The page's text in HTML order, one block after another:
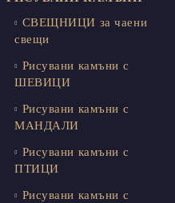
СВЕЩНИЦИ за чаени
свещи
Рисувани камъни с
ШЕВИЦИ
Рисувани камъни с
МАНДАЛИ
Рисувани камъни с
ПТИЦИ
Рисувани камъни с